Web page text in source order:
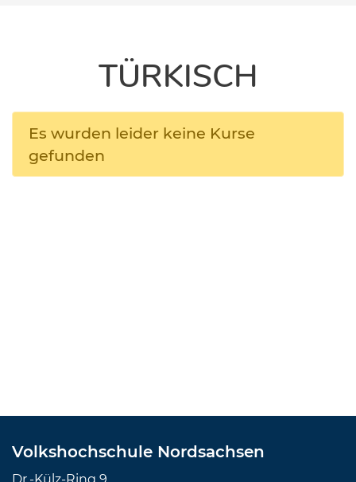
TÜRKISCH
Es wurden leider keine Kurse
gefunden
Volkshochschule Nordsachsen